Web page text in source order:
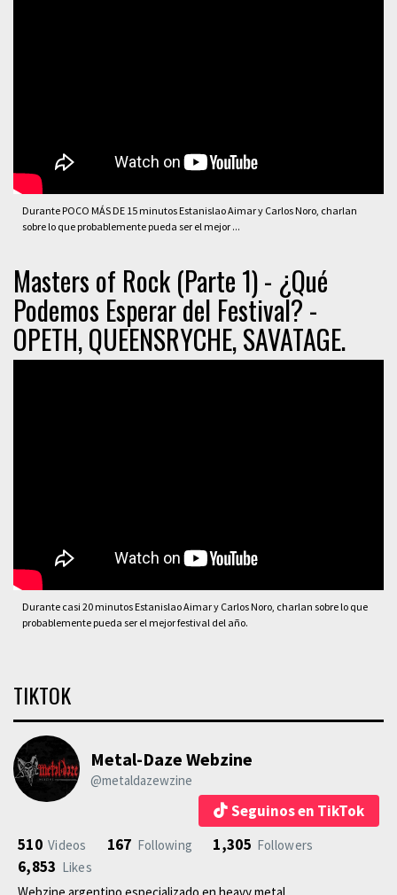
Durante POCO MÁS DE 15 minutos Estanislao Aimar y Carlos Noro, charlan
sobre lo que probablemente pueda ser el mejor ...
Masters of Rock (Parte 1) - ¿Qué
Podemos Esperar del Festival? -
OPETH, QUEENSRYCHE, SAVATAGE.
Durante casi 20 minutos Estanislao Aimar y Carlos Noro, charlan sobre lo que
probablemente pueda ser el mejor festival del año.
TIKTOK
Metal-Daze Webzine
@metaldazewzine
Seguinos en TikTok
510 Videos 167 Following 1,305 Followers
6,853 Likes